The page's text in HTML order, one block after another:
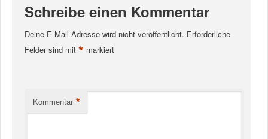
Schreibe einen Kommentar
Deine E-Mail-Adresse wird nicht veröffentlicht. Erforderliche
Felder sind mit * markiert
Kommentar *